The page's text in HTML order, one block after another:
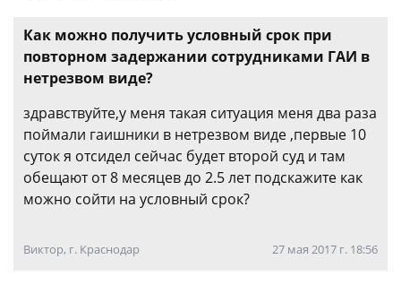
Как можно получить условный срок при
повторном задержании сотрудниками ГАИ в
нетрезвом виде?
здравствуйте,у меня такая ситуация меня два раза
поймали гаишники в нетрезвом виде ,первые 10
суток я отсидел сейчас будет второй суд и там
обещают от 8 месяцев до 2.5 лет подскажите как
можно сойти на условный срок?
Виктор, г. Краснодар 27 мая 2017 г. 18:56